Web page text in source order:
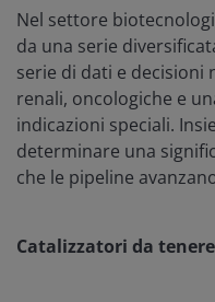
Nel settore
da una serie
serie di dati e decisioni
renali, oncologiche e
indicazioni speciali.
determinare una
che le pipeline
Catalizzatori da